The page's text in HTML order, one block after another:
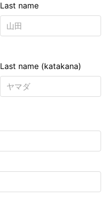
Last name
Last name (katakana)